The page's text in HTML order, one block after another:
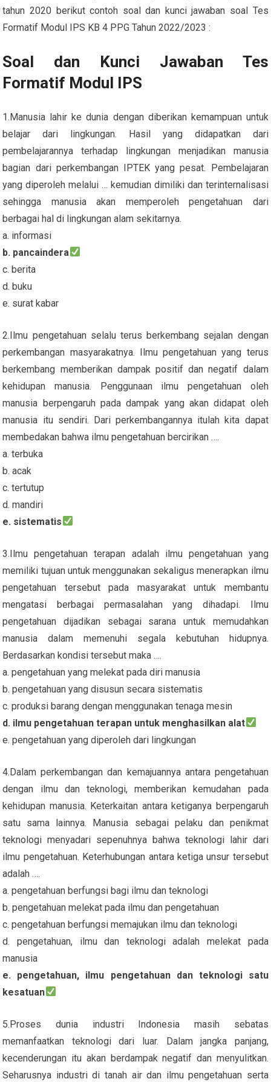
tahun 2020 berikut contoh soal dan kunci jawaban soal Tes
Formatif Modul IPS KB 4 PPG Tahun 2022/2023 :
Soal dan Kunci Jawaban Tes
Formatif Modul IPS
1.Manusia lahir ke dunia dengan diberikan kemampuan untuk
belajar dari lingkungan. Hasil yang didapatkan dari
pembelajarannya terhadap lingkungan menjadikan manusia
bagian dari perkembangan IPTEK yang pesat. Pembelajaran
yang diperoleh melalui … kemudian dimiliki dan terinternalisasi
sehingga manusia akan memperoleh pengetahuan dari
berbagai hal di lingkungan alam sekitarnya.
a. informasi
b. pancaindera
c. berita
d. buku
e. surat kabar
2.Ilmu pengetahuan selalu terus berkembang sejalan dengan
perkembangan masyarakatnya. Ilmu pengetahuan yang terus
berkembang memberikan dampak positif dan negatif dalam
kehidupan manusia. Penggunaan ilmu pengetahuan oleh
manusia berpengaruh pada dampak yang akan didapat oleh
manusia itu sendiri. Dari perkembangannya itulah kita dapat
membedakan bahwa ilmu pengetahuan bercirikan ….
a. terbuka
b. acak
c. tertutup
d. mandiri
e. sistematis
3.Ilmu pengetahuan terapan adalah ilmu pengetahuan yang
memiliki tujuan untuk menggunakan sekaligus menerapkan ilmu
pengetahuan tersebut pada masyarakat untuk membantu
mengatasi berbagai permasalahan yang dihadapi. Ilmu
pengetahuan dijadikan sebagai sarana untuk memudahkan
manusia dalam memenuhi segala kebutuhan hidupnya.
Berdasarkan kondisi tersebut maka ….
a. pengetahuan yang melekat pada diri manusia
b. pengetahuan yang disusun secara sistematis
c. produksi barang dengan menggunakan tenaga mesin
d. ilmu pengetahuan terapan untuk menghasilkan alat
e. pengetahuan yang diperoleh dari lingkungan
4.Dalam perkembangan dan kemajuannya antara pengetahuan
dengan ilmu dan teknologi, memberikan kemudahan pada
kehidupan manusia. Keterkaitan antara ketiganya berpengaruh
satu sama lainnya. Manusia sebagai pelaku dan penikmat
teknologi menyadari sepenuhnya bahwa teknologi lahir dari
ilmu pengetahuan. Keterhubungan antara ketiga unsur tersebut
adalah ….
a. pengetahuan berfungsi bagi ilmu dan teknologi
b. pengetahuan melekat pada ilmu dan pengetahuan
c. pengetahuan berfungsi memajukan ilmu dan teknologi
d. pengetahuan, ilmu dan teknologi adalah melekat pada
manusia
e. pengetahuan, ilmu pengetahuan dan teknologi satu
kesatuan
5.Proses dunia industri Indonesia masih sebatas
memanfaatkan teknologi dari luar. Dalam jangka panjang,
kecenderungan itu akan berdampak negatif dan menyulitkan.
Seharusnya industri di tanah air dan ilmu pengetahuan serta